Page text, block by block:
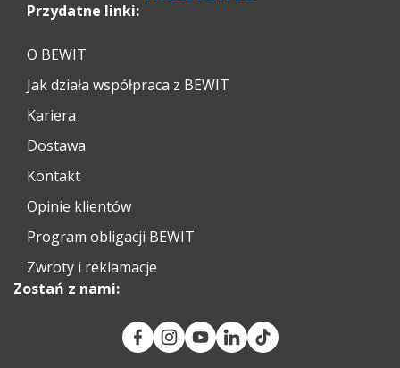
Przydatne linki:
O BEWIT
Jak działa współpraca z BEWIT
Kariera
Dostawa
Kontakt
Opinie klientów
Program obligacji BEWIT
Zwroty i reklamacje
Zostań z nami: